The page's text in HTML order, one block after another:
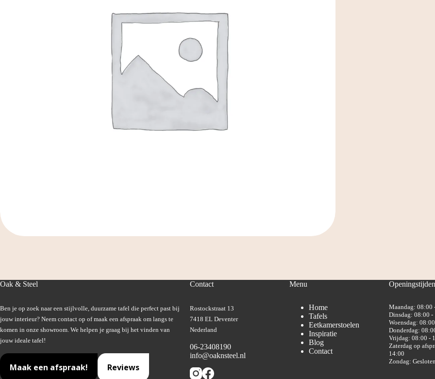
Oak & Steel
Ben je op zoek naar een stijlvolle, duurzame tafel die perfect past bij
jouw interieur? Neem contact op of maak een afspraak om langs te
komen in onze showroom. We helpen je graag bij het vinden van
jouw ideale tafel!
Maak een afspraak! Reviews
Contact
Rostockstraat 13
7418 EL Deventer
Nederland
06-23408190
info@oaknsteel.nl
Menu
Home
Tafels
Eetkamerstoelen
Inspiratie
Blog
Contact
Openingstijden
Maandag: 08:00
Dinsdag: 08:00 -
Woensdag:
Donderdag:
Vrijdag: 08:00 -
Zaterdag op
14:00
Zondag: Gesloten